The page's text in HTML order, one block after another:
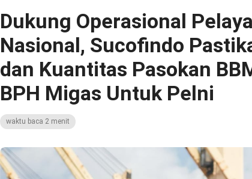
Dukung Operasional
Nasional, Sucofindo
dan Kuantitas Pasokan
BPH Migas Untuk Pelni
waktu baca 2 menit